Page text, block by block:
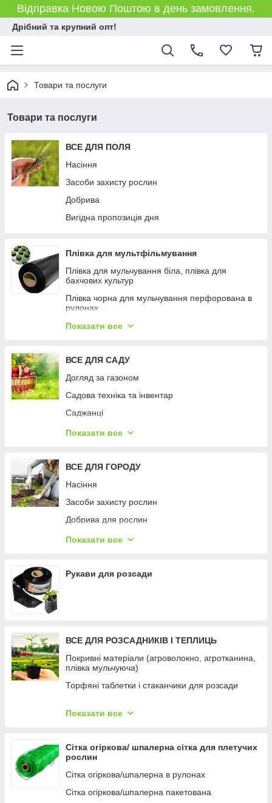
Відправка Новою Поштою в день замовлення.
Дрібний та крупний опт!
Товари та послуги
Товари та послуги
ВСЕ ДЛЯ ПОЛЯ
Насіння
Засоби захисту рослин
Добрива
Вигідна пропозиція дня
Плівка для мультфільмування
Плівка для мульчування біла, плівка для
бахчових культур
Плівка чорна для мульчування перфорована в
рулонах
Плівка Shadow чорна для мульчування ґрунту
Плівка чорна для мульчування перфорована
Показати все
ВСЕ ДЛЯ САДУ
Догляд за газоном
Садова техніка та інвентар
Саджанці
Сітки садові
Показати все
ВСЕ ДЛЯ ГОРОДУ
Насіння
Засоби захисту рослин
Добрива для рослин
Крапельне зрошення (шланги, стрічка,
Показати все
Рукави для розсади
ВСЕ ДЛЯ РОЗСАДНИКІВ І ТЕПЛИЦЬ
Покривні матеріали (агроволокно, агротканина,
плівка мульчуюча)
Торфяні таблетки і стаканчики для розсади
Субстрати для розсади
Горщики та кашпо для квітів
Товари для орхідей
Показати все
Сітка огіркова/ шпалерна сітка для плетучих
рослин
Сітка огіркова/шпалерна в рулонах
Сітка огіркова/шпалерна пакетована